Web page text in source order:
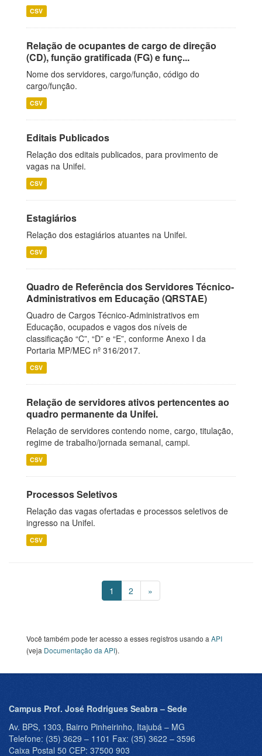
CSV
Relação de ocupantes de cargo de direção
(CD), função gratificada (FG) e funç...
Nome dos servidores, cargo/função, código do
cargo/função.
CSV
Editais Publicados
Relação dos editais publicados, para provimento de
vagas na Unifei.
CSV
Estagiários
Relação dos estagiários atuantes na Unifei.
CSV
Quadro de Referência dos Servidores Técnico-
Administrativos em Educação (QRSTAE)
Quadro de Cargos Técnico-Administrativos em
Educação, ocupados e vagos dos níveis de
classificação “C”, “D” e “E”, conforme Anexo I da
Portaria MP/MEC nº 316/2017.
CSV
Relação de servidores ativos pertencentes ao
quadro permanente da Unifei.
Relação de servidores contendo nome, cargo, titulação,
regime de trabalho/jornada semanal, campi.
CSV
Processos Seletivos
Relação das vagas ofertadas e processos seletivos de
ingresso na Unifei.
CSV
1 2 »
Você também pode ter acesso a esses registros usando a API
(veja Documentação da API).
Campus Prof. José Rodrigues Seabra – Sede
Av. BPS, 1303, Bairro Pinheirinho, Itajubá – MG
Telefone: (35) 3629 – 1101 Fax: (35) 3622 – 3596
Caixa Postal 50 CEP: 37500 903